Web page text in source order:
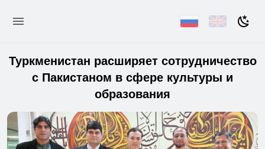
Туркменистан расширяет сотрудничество
с Пакистаном в сфере культуры и
образования